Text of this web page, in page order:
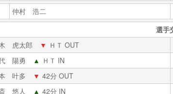
仲村 浩二
選手
虎太郎 ▼ ＨＴ OUT
陽勇 ▲ ＨＴ IN
叶多 ▼ 42分 OUT
悠人 ▲ 42分 IN